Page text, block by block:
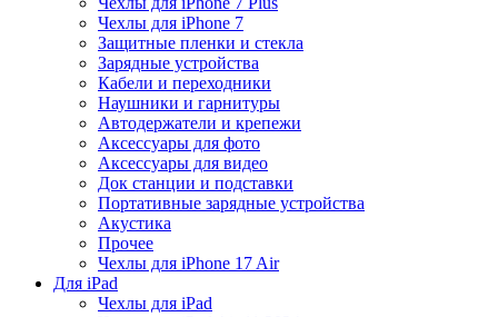
Чехлы для iPhone 7
Защитные пленки и стекла
Зарядные устройства
Кабели и переходники
Наушники и гарнитуры
Автодержатели и крепежи
Аксессуары для фото
Аксессуары для видео
Док станции и подставки
Портативные зарядные устройства
Акустика
Прочее
Чехлы для iPhone 17 Air
Для iPad
Чехлы для iPad